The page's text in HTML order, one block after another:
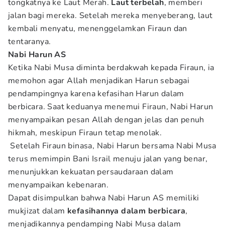
tongkatnya ke Laut Merah. Laut terbelah, memberi
jalan bagi mereka. Setelah mereka menyeberang, laut
kembali menyatu, menenggelamkan Firaun dan
tentaranya.
Nabi Harun AS
Ketika Nabi Musa diminta berdakwah kepada Firaun, ia
memohon agar Allah menjadikan Harun sebagai
pendampingnya karena kefasihan Harun dalam
berbicara. Saat keduanya menemui Firaun, Nabi Harun
menyampaikan pesan Allah dengan jelas dan penuh
hikmah, meskipun Firaun tetap menolak.
Setelah Firaun binasa, Nabi Harun bersama Nabi Musa
terus memimpin Bani Israil menuju jalan yang benar,
menunjukkan kekuatan persaudaraan dalam
menyampaikan kebenaran.
Dapat disimpulkan bahwa Nabi Harun AS memiliki
mukjizat dalam kefasihannya dalam berbicara,
menjadikannya pendamping Nabi Musa dalam